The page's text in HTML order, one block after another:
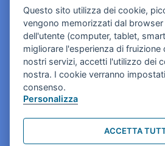
Cookies e informativa privacy
Questo sito utilizza dei cookie,
vengono memorizzati dal
dell'utente (computer, tablet,
migliorare l'esperienza di
nostri servizi, accetti l'utilizzo dei
nostra. I cookie verranno
consenso.
Personalizza
ACCETTA